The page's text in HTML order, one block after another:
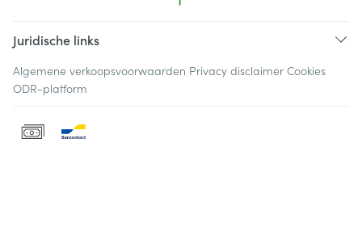
Juridische links
Algemene verkoopsvoorwaarden Privacy disclaimer Cookies
ODR-platform